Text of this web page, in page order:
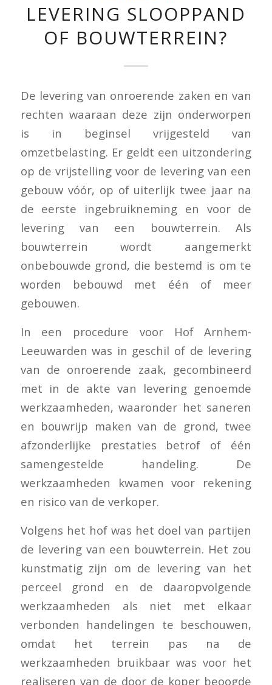
LEVERING SLOOPPAND
OF BOUWTERREIN?
De levering van onroerende zaken en van
rechten waaraan deze zijn onderworpen
is in beginsel vrijgesteld van
omzetbelasting. Er geldt een uitzondering
op de vrijstelling voor de levering van een
gebouw vóór, op of uiterlijk twee jaar na
de eerste ingebruikneming en voor de
levering van een bouwterrein. Als
bouwterrein wordt aangemerkt
onbebouwde grond, die bestemd is om te
worden bebouwd met één of meer
gebouwen.
In een procedure voor Hof Arnhem-
Leeuwarden was in geschil of de levering
van de onroerende zaak, gecombineerd
met in de akte van levering genoemde
werkzaamheden, waaronder het saneren
en bouwrijp maken van de grond, twee
afzonderlijke prestaties betrof of één
samengestelde handeling. De
werkzaamheden kwamen voor rekening
en risico van de verkoper.
Volgens het hof was het doel van partijen
de levering van een bouwterrein. Het zou
kunstmatig zijn om de levering van het
perceel grond en de daaropvolgende
werkzaamheden als niet met elkaar
verbonden handelingen te beschouwen,
omdat het terrein pas na de
werkzaamheden bruikbaar was voor het
realiseren van de door de koper beoogde